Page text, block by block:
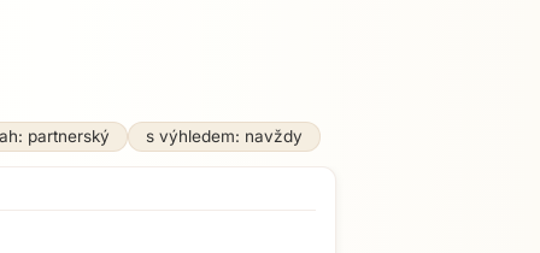
partnerský s výhledem: navždy